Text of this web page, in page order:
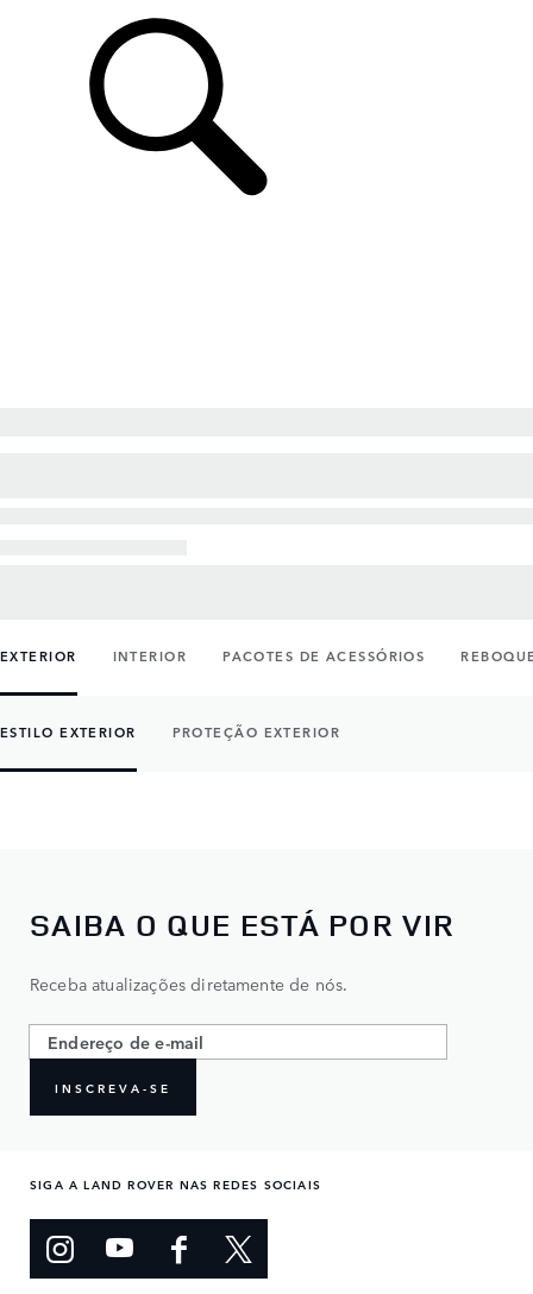
EXTERIOR INTERIOR PACOTES DE ACESSÓRIOS
ESTILO EXTERIOR PROTEÇÃO EXTERIOR
SAIBA O QUE ESTÁ POR VIR
Receba atualizações diretamente de nós.
INSCREVA-SE
SIGA A LAND ROVER NAS REDES SOCIAIS